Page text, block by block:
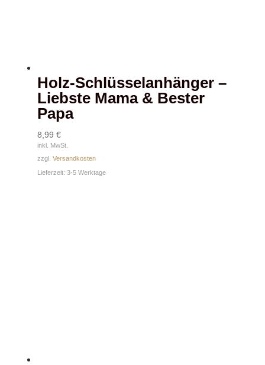
Holz-Schlüsselanhänger –
Liebste Mama & Bester
Papa
8,99 €
inkl. MwSt.
zzgl. Versandkosten
Lieferzeit: 3-5 Werktage